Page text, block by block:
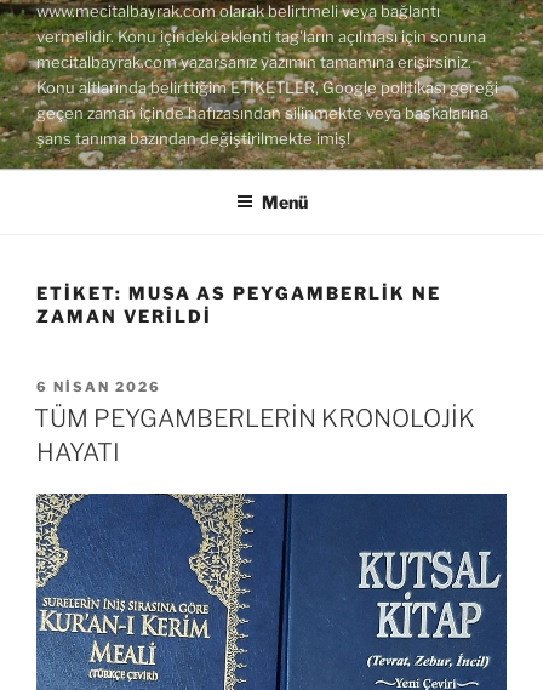
www.mecitalbayrak.com olarak belirtmeli veya bağlantı
vermelidir. Konu içindeki eklenti tag'ların açılması için sonuna
mecitalbayrak.com yazarsanız yazımın tamamına erişirsiniz.
Konu altlarında belirttiğim ETİKETLER, Google politikası gereği
geçen zaman içinde hafızasından silinmekte veya başkalarına
şans tanıma bazından değiştirilmekte imiş!
Menü
ETIKET: MUSA AS PEYGAMBERLIK NE
ZAMAN VERILDI
YAYIM
TARIHI
6 NISAN 2026
TÜM PEYGAMBERLERİN KRONOLOJİK
HAYATI